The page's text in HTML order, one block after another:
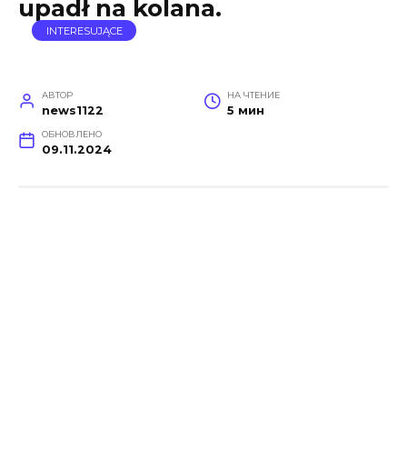
upadł na kolana.
INTERESUJĄCE
АВТОР
news1122
НА ЧТЕНИЕ
5 мин
ОБНОВЛЕНО
09.11.2024